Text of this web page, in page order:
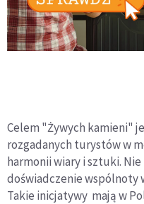
Celem "Żywych kamieni"
rozgadanych turystów w
harmonii wiary i sztuki.
doświadczenie wspólnoty
Takie inicjatywy mają w